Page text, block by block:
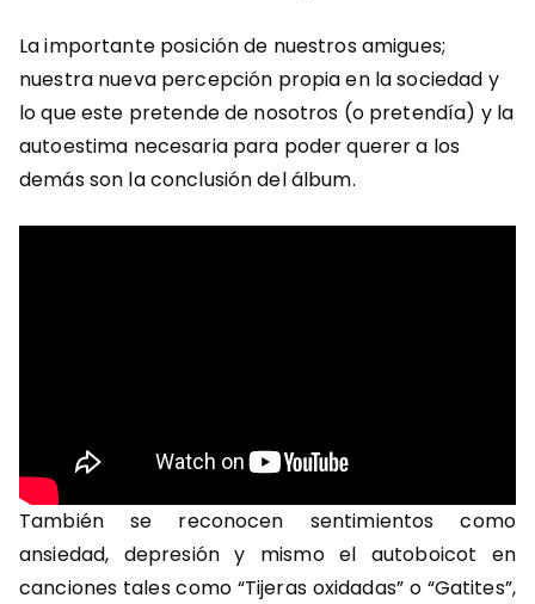
La importante posición de nuestros amigues;
nuestra nueva percepción propia en la sociedad y
lo que este pretende de nosotros (o pretendía) y la
autoestima necesaria para poder querer a los
demás son la conclusión del álbum.
También se reconocen sentimientos como
ansiedad, depresión y mismo el autoboicot en
canciones tales como “Tijeras oxidadas” o “Gatites”,